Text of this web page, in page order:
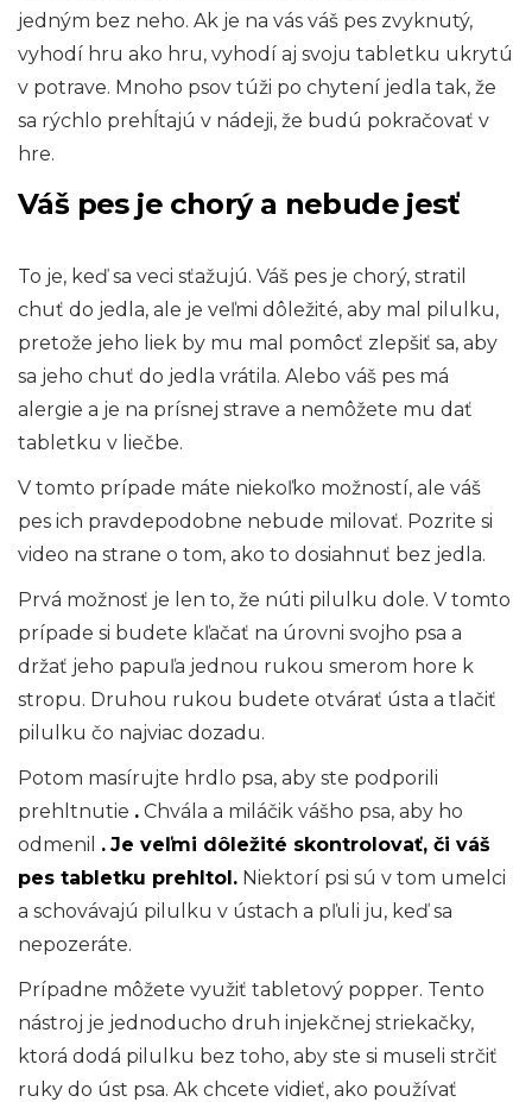
jedným bez neho. Ak je na vás váš pes zvyknutý,
vyhodí hru ako hru, vyhodí aj svoju tabletku ukrytú
v potrave. Mnoho psov túži po chytení jedla tak, že
sa rýchlo prehĺtajú v nádeji, že budú pokračovať v
hre.
Váš pes je chorý a nebude jesť
To je, keď sa veci sťažujú. Váš pes je chorý, stratil
chuť do jedla, ale je veľmi dôležité, aby mal pilulku,
pretože jeho liek by mu mal pomôcť zlepšiť sa, aby
sa jeho chuť do jedla vrátila. Alebo váš pes má
alergie a je na prísnej strave a nemôžete mu dať
tabletku v liečbe.
V tomto prípade máte niekoľko možností, ale váš
pes ich pravdepodobne nebude milovať. Pozrite si
video na strane o tom, ako to dosiahnuť bez jedla.
Prvá možnosť je len to, že núti pilulku dole. V tomto
prípade si budete kľačať na úrovni svojho psa a
držať jeho papuľa jednou rukou smerom hore k
stropu. Druhou rukou budete otvárať ústa a tlačiť
pilulku čo najviac dozadu.
Potom masírujte hrdlo psa, aby ste podporili
prehltnutie . Chvála a miláčik vášho psa, aby ho
odmenil . Je veľmi dôležité skontrolovať, či váš
pes tabletku prehltol. Niektorí psi sú v tom umelci
a schovávajú pilulku v ústach a pľuli ju, keď sa
nepozeráte.
Prípadne môžete využiť tabletový popper. Tento
nástroj je jednoducho druh injekčnej striekačky,
ktorá dodá pilulku bez toho, aby ste si museli strčiť
ruky do úst psa. Ak chcete vidieť, ako používať